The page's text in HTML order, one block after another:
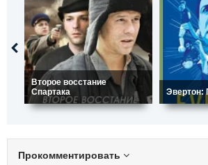
Второе восстание
Спартака
Эвертон:
Прокомментировать